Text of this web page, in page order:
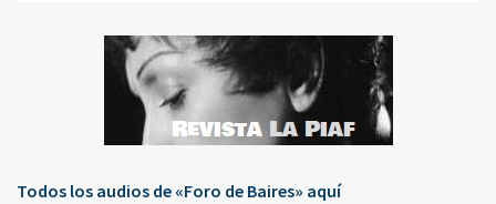
Todos los audios de «Foro de Baires» aquí